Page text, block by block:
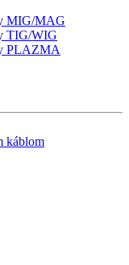
MIG/MAG
TIG/WIG
PLAZMA
káblom